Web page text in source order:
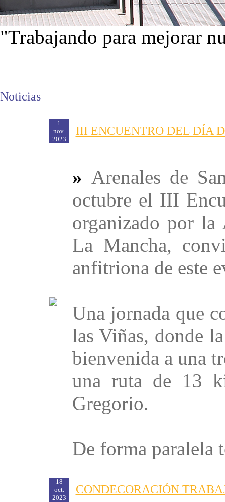
"Trabajando para mejorar
Noticias
1
nov.
2023
III ENCUENTRO DEL DÍA
» Arenales de
octubre el III
organizado por la
La Mancha,
anfitriona de este
Una jornada que
las Viñas, donde
bienvenida a una
una ruta de 13
Gregorio.
De forma paralela
18
oct.
2023
CONDECORACIÓN